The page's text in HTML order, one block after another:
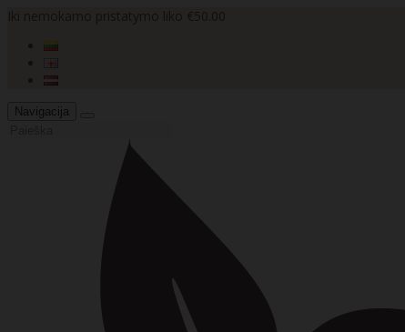
Navigacija